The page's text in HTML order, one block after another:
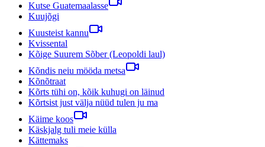
Kutse Guatemaalasse
Kuujõgi
Kuusteist kannu
Kvissental
Kõige Suurem Sõber (Leopoldi laul)
Kõndis neiu mööda metsa
Kõnõtraat
Kõrts tühi on, kõik kuhugi on läinud
Kõrtsist just välja nüüd tulen ju ma
Käime koos
Käskjalg tuli meie külla
Kättemaks